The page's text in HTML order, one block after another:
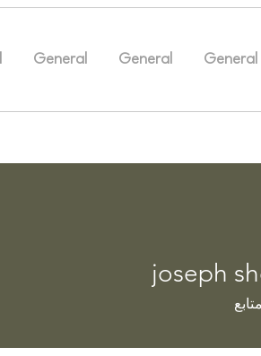
General General General
joseph
متابع